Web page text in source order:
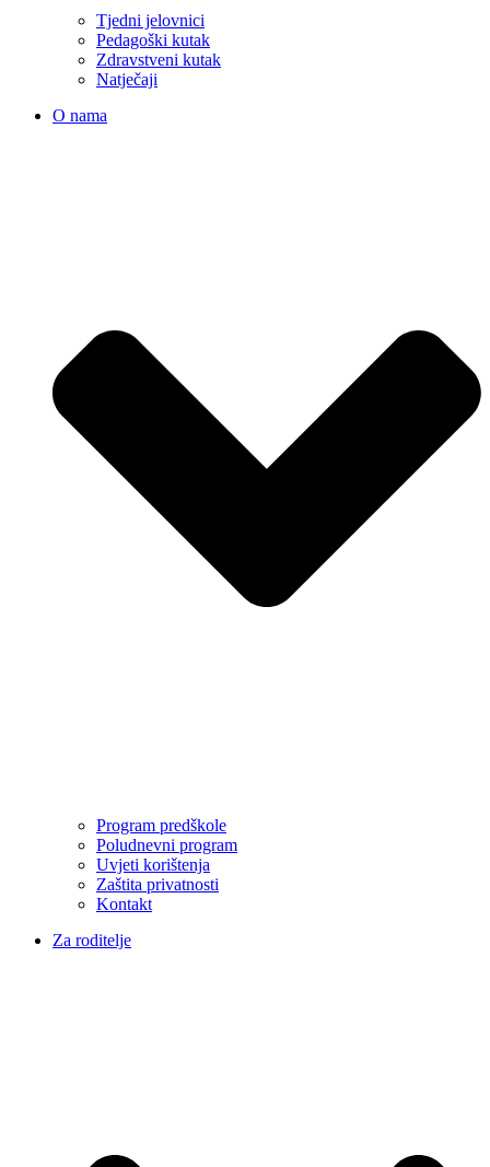
Tjedni jelovnici
Pedagoški kutak
Zdravstveni kutak
Natječaji
O nama
Program predškole
Poludnevni program
Uvjeti korištenja
Zaštita privatnosti
Kontakt
Za roditelje